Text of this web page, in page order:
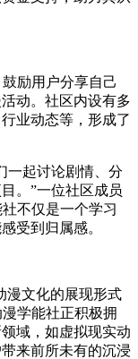
励用户分享自己
动。社区内设有多
业动态等，形成了
一起讨论剧情、分
。”一位社区成员
不仅是一个学习
受到归属感。
漫文化的展现形式
学能社正积极拥
域，如虚拟现实动
来前所未有的沉浸